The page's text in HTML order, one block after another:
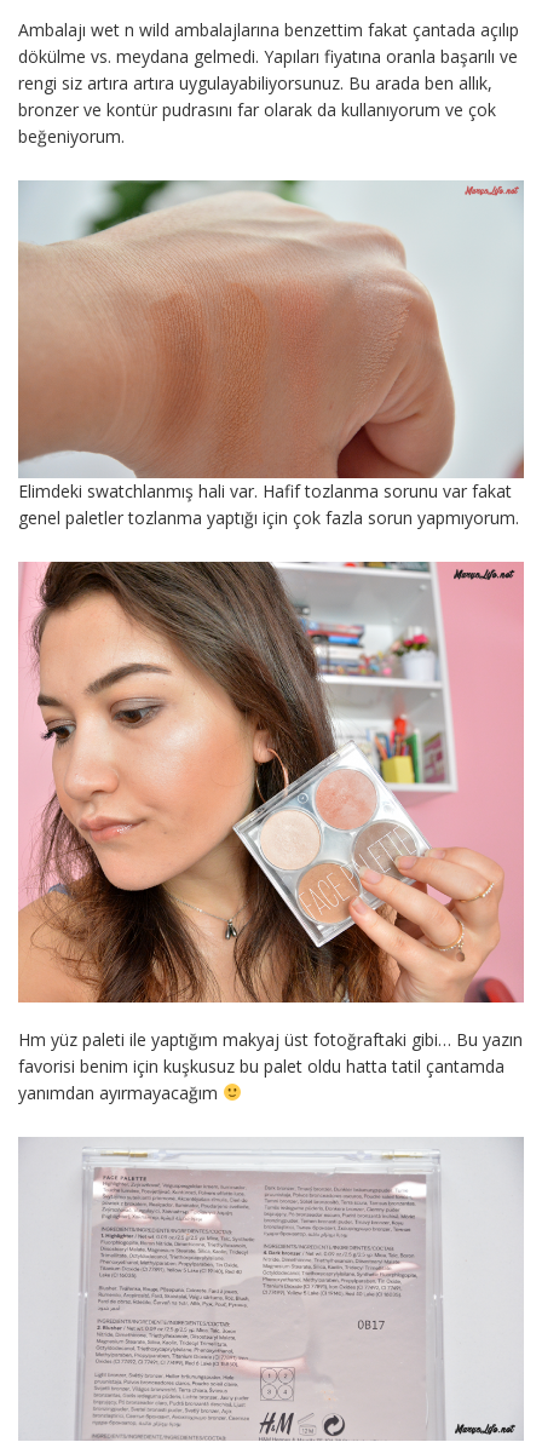
Ambalajı wet n wild ambalajlarına benzettim fakat çantada açılıp
dökülme vs. meydana gelmedi. Yapıları fiyatına oranla başarılı ve
rengi siz artıra artıra uygulayabiliyorsunuz. Bu arada ben allık,
bronzer ve kontür pudrasını far olarak da kullanıyorum ve çok
beğeniyorum.
Elimdeki swatchlanmış hali var. Hafif tozlanma sorunu var fakat
genel paletler tozlanma yaptığı için çok fazla sorun yapmıyorum.
Hm yüz paleti ile yaptığım makyaj üst fotoğraftaki gibi… Bu yazın
favorisi benim için kuşkusuz bu palet oldu hatta tatil çantamda
yanımdan ayırmayacağım